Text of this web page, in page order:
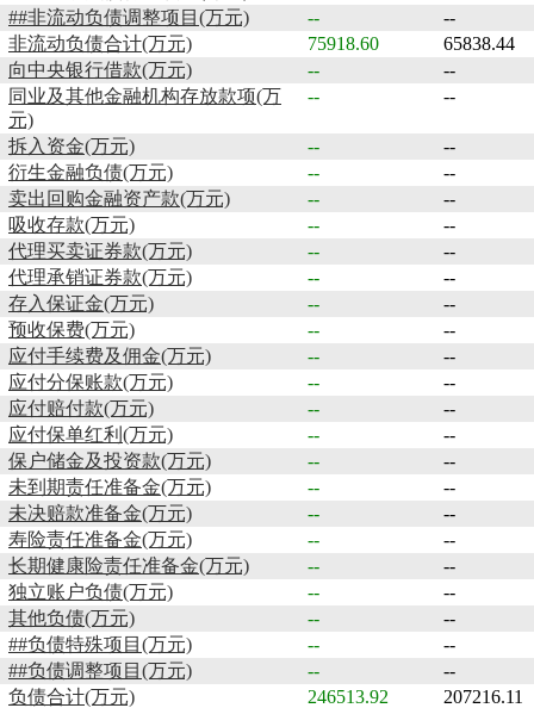
##非流动负债调整项目(万元)
--
--
非流动负债合计(万元)
75918.60
65838.44
向中央银行借款(万元)
--
--
同业及其他金融机构存放款项(万
元)
-- --
拆入资金(万元) --
--
衍生金融负债(万元)
--
--
卖出回购金融资产款(万元)
--
--
吸收存款(万元)
--
--
代理买卖证券款(万元)
--
--
代理承销证券款(万元)
--
--
存入保证金(万元)
--
--
预收保费(万元)
--
--
应付手续费及佣金(万元)
--
--
应付分保账款(万元)
--
--
应付赔付款(万元)
--
--
应付保单红利(万元)
--
--
保户储金及投资款(万元)
--
--
未到期责任准备金(万元)
--
--
未决赔款准备金(万元)
--
--
寿险责任准备金(万元)
--
--
长期健康险责任准备金(万元)
--
--
独立账户负债(万元)
--
--
其他负债(万元)
--
--
##负债特殊项目(万元)
--
--
##负债调整项目(万元)
--
--
负债合计(万元)
246513.92
207216.11